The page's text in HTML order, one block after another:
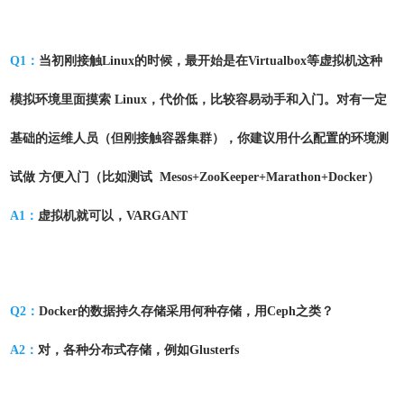
Q1： 当初刚接触Linux的时候，最开始是在Virtualbox等虚拟机这种
模拟环境里面摸索 Linux，代价低，比较容易动手和入门。对有一定
基础的运维人员（但刚接触容器集群），你建议用什么配置的环境测
试做 方便入门（比如测试 Mesos+ZooKeeper+Marathon+Docker）
A1： 虚拟机就可以，VARGANT
Q2： Docker的数据持久存储采用何种存储，用Ceph之类？
A2： 对，各种分布式存储，例如Glusterfs